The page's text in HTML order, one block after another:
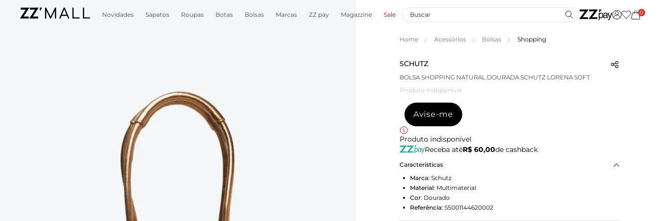
Novidades Sapatos Roupas Botas Bolsas Marcas ZZ pay Magazzine Sale 0
Home Acessórios Bolsas Shopping
SCHUTZ
BOLSA SHOPPING NATURAL DOURADA SCHUTZ LORENA SOFT
Produto indisponível
Avise-me
Produto indisponível
Receba atéR$ 60,00de cashback
Características
Marca: Schutz
Material: Multimaterial
Cor: Dourado
Referência: S5001144620002